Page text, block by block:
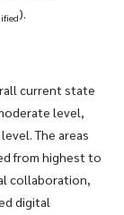
).
current state
level,
The areas
from highest to
collaboration,
digital